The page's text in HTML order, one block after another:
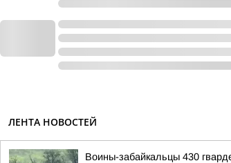
ЛЕНТА НОВОСТЕЙ
Воины-забайкальцы 430